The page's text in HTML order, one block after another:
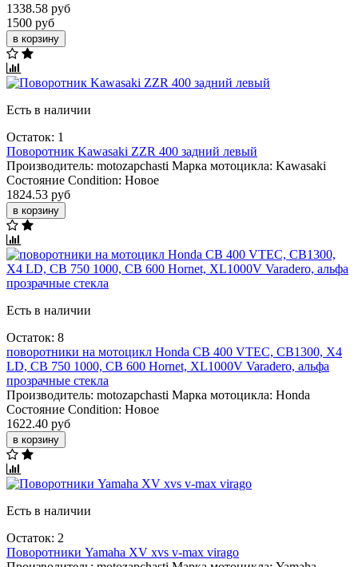
1338.58 руб
1500 руб
в корзину
Есть в наличии
Остаток: 1
Поворотник Kawasaki ZZR 400 задний левый
Производитель: motozapchasti Марка мотоцикла: Kawasaki
Состояние Condition: Новое
1824.53 руб
в корзину
Есть в наличии
Остаток: 8
поворотники на мотоцикл Honda CB 400 VTEC, CB1300, X4
LD, CB 750 1000, CB 600 Hornet, XL1000V Varadero, альфа
прозрачные стекла
Производитель: motozapchasti Марка мотоцикла: Honda
Состояние Condition: Новое
1622.40 руб
в корзину
Есть в наличии
Остаток: 2
Поворотники Yamaha XV xvs v-max virago